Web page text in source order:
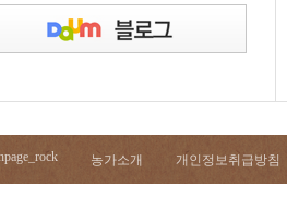
농가소개 개인정보취급방침